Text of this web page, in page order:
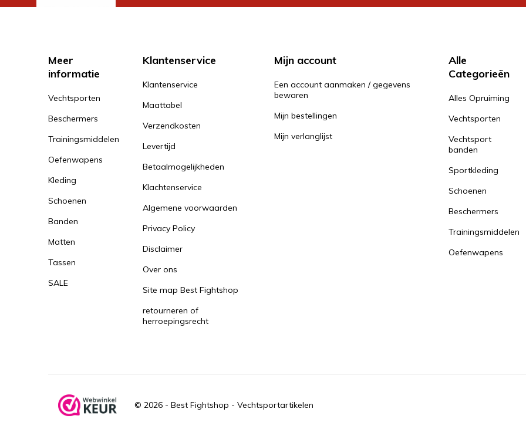
Meer
informatie
Vechtsporten
Beschermers
Trainingsmiddelen
Oefenwapens
Kleding
Schoenen
Banden
Matten
Tassen
SALE
Klantenservice
Klantenservice
Maattabel
Verzendkosten
Levertijd
Betaalmogelijkheden
Klachtenservice
Algemene voorwaarden
Privacy Policy
Disclaimer
Over ons
Site map Best Fightshop
retourneren of
herroepingsrecht
Mijn account
Een account aanmaken / gegevens
bewaren
Mijn bestellingen
Mijn verlanglijst
Alle
Categorieën
Alles Opruiming
Vechtsporten
Vechtsport
banden
Sportkleding
Schoenen
Beschermers
Trainingsmiddelen
Oefenwapens
© 2026 - Best Fightshop - Vechtsportartikelen